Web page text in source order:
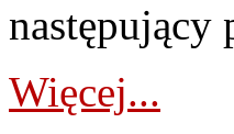
następujący
Więcej...